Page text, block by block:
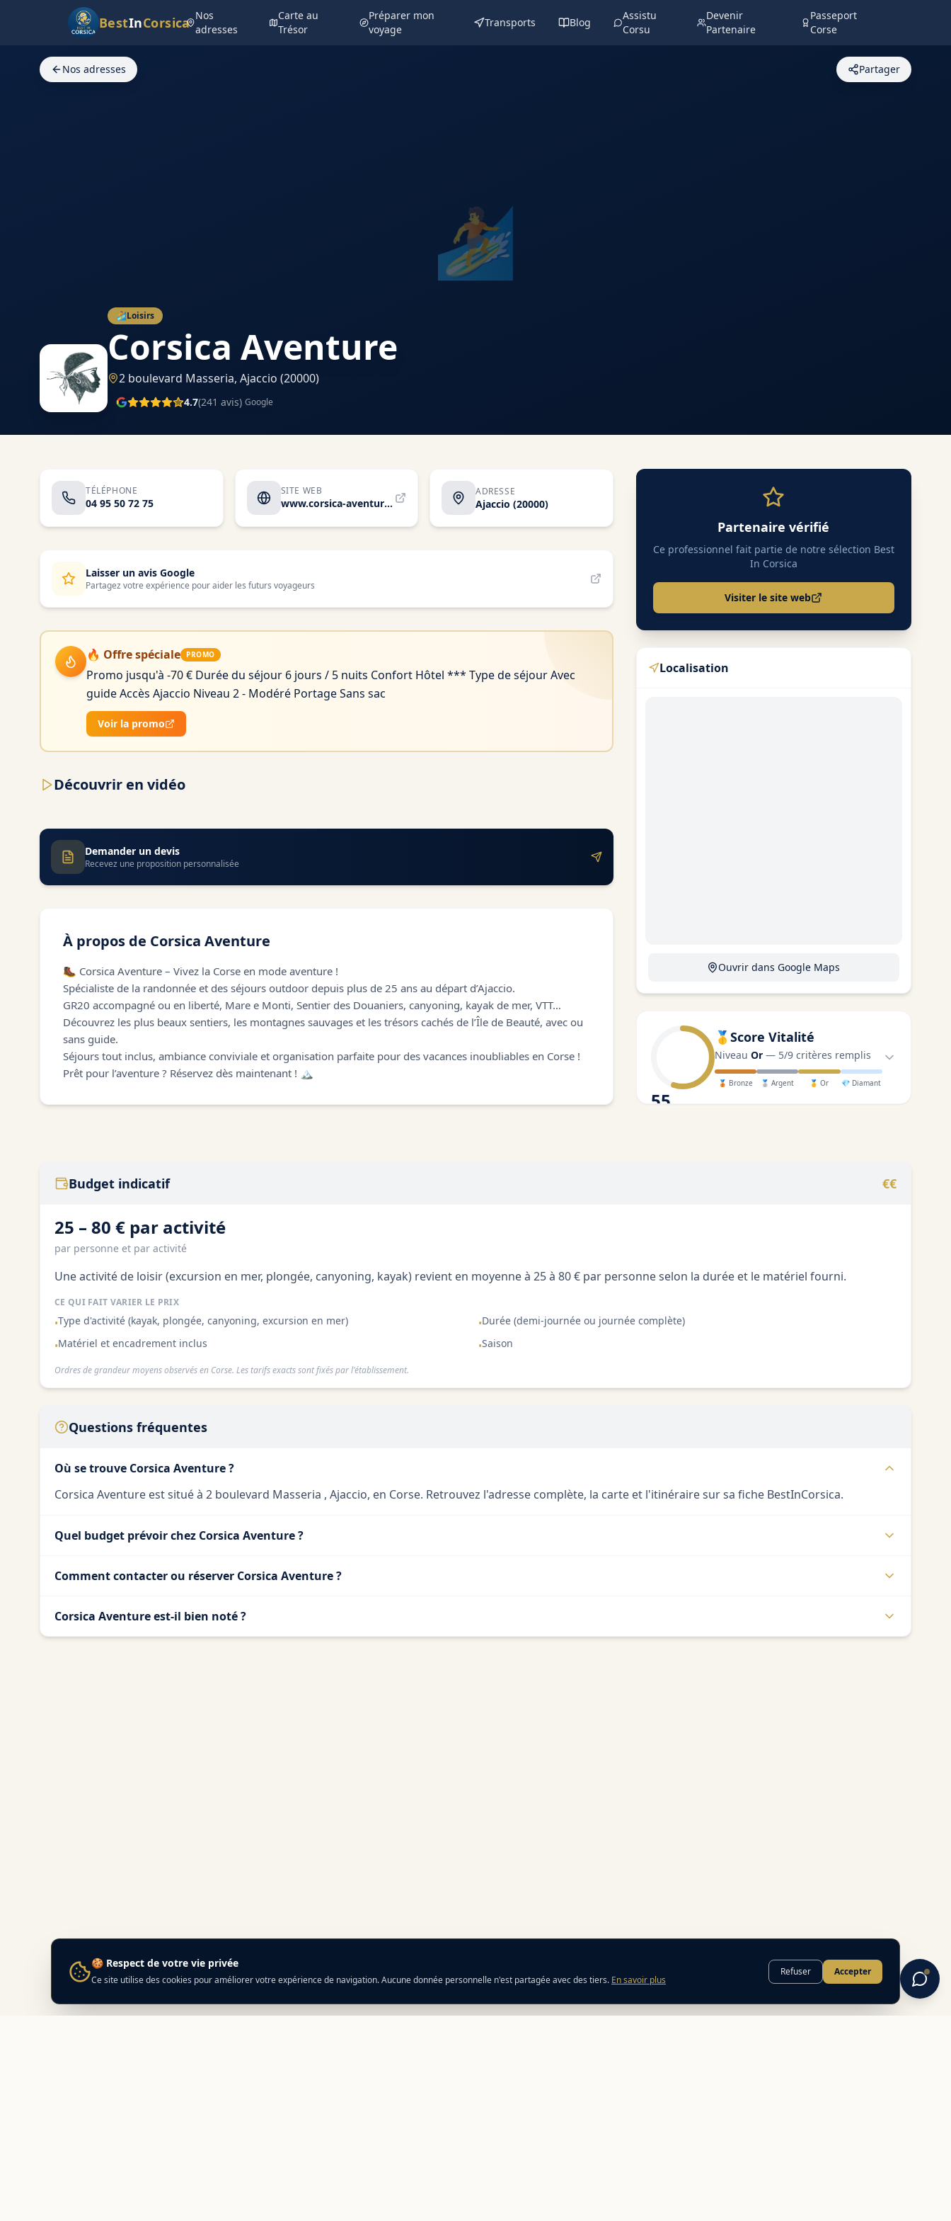
BestInCorsica Nos
adresses
Carte au
Trésor
Préparer mon
voyage
Transports Blog
Assistu
Corsu
Devenir
Partenaire
Passeport
Corse
🏄
Nos adresses Partager
🏄Loisirs
Corsica Aventure
2 boulevard Masseria, Ajaccio (20000)
4.7(241 avis) Google
TÉLÉPHONE
04 95 50 72 75
SITE WEB
www.corsica-aventure.com
ADRESSE
Ajaccio (20000)
Laisser un avis Google
Partagez votre expérience pour aider les futurs voyageurs
🔥 Offre spéciale PROMO
Promo jusqu'à -70 € Durée du séjour 6 jours / 5 nuits Confort Hôtel *** Type de séjour Avec
guide Accès Ajaccio Niveau 2 - Modéré Portage Sans sac
Voir la promo
Découvrir en vidéo
Demander un devis
Recevez une proposition personnalisée
À propos de Corsica Aventure
🥾 Corsica Aventure – Vivez la Corse en mode aventure !
Spécialiste de la randonnée et des séjours outdoor depuis plus de 25 ans au départ d’Ajaccio.
GR20 accompagné ou en liberté, Mare e Monti, Sentier des Douaniers, canyoning, kayak de mer, VTT…
Découvrez les plus beaux sentiers, les montagnes sauvages et les trésors cachés de l’Île de Beauté, avec ou
sans guide.
Séjours tout inclus, ambiance conviviale et organisation parfaite pour des vacances inoubliables en Corse !
Prêt pour l’aventure ? Réservez dès maintenant ! 🏔️
Partenaire vérifié
Ce professionnel fait partie de notre sélection Best
In Corsica
Visiter le site web
Localisation
Ouvrir dans Google Maps
55
🥇 Score Vitalité
Niveau Or— 5/9critères remplis
🥉 Bronze 🥈 Argent 🥇 Or 💎 Diamant
Budget indicatif €€
25 – 80 € par activité
par personne et par activité
Une activité de loisir (excursion en mer, plongée, canyoning, kayak) revient en moyenne à 25 à 80 € par personne selon la durée et le matériel fourni.
CE QUI FAIT VARIER LE PRIX
•Type d'activité (kayak, plongée, canyoning, excursion en mer) •Durée (demi-journée ou journée complète)
•Matériel et encadrement inclus •Saison
Ordres de grandeur moyens observés en Corse. Les tarifs exacts sont fixés par l'établissement.
Questions fréquentes
Où se trouve Corsica Aventure ?
Corsica Aventure est situé à 2 boulevard Masseria , Ajaccio, en Corse. Retrouvez l'adresse complète, la carte et l'itinéraire sur sa fiche BestInCorsica.
Quel budget prévoir chez Corsica Aventure ?
Comment contacter ou réserver Corsica Aventure ?
Corsica Aventure est-il bien noté ?
🍪 Respect de votre vie privée
Ce site utilise des cookies pour améliorer votre expérience de navigation. Aucune donnée personnelle n'est partagée avec des tiers. En savoir plus
Refuser Accepter